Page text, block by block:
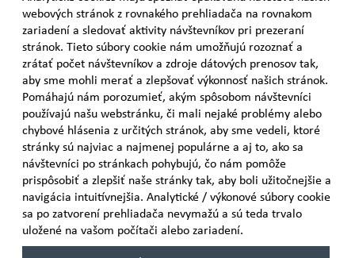
webových stránok z rovnakého prehliadača na rovnakom
zariadení a sledovať aktivity návštevníkov pri prezeraní
stránok. Tieto súbory cookie nám umožňujú rozoznať a
zrátať počet návštevníkov a zdroje dátových prenosov tak,
aby sme mohli merať a zlepšovať výkonnosť našich stránok.
Pomáhajú nám porozumieť, akým spôsobom návštevníci
používajú našu webstránku, či mali nejaké problémy alebo
chybové hlásenia z určitých stránok, aby sme vedeli, ktoré
stránky sú najviac a najmenej populárne a aj to, ako sa
návštevníci po stránkach pohybujú, čo nám pomôže
prispôsobiť a zlepšiť naše stránky tak, aby boli užitočnejšie a
navigácia intuitívnejšia. Analytické / výkonové súbory cookie
sa po zatvorení prehliadača nevymažú a sú teda trvalo
uložené na vašom počítači alebo zariadení.